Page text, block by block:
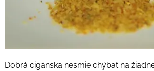
Dobrá cigánska nesmie chýbať na